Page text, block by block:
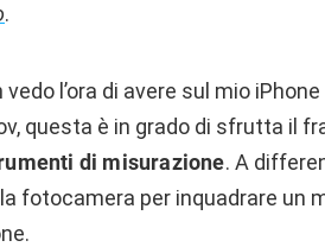
.
l’ora di avere sul mio iPhone
questa è in grado di sfrutta il
di misurazione. A
fotocamera per inquadrare un